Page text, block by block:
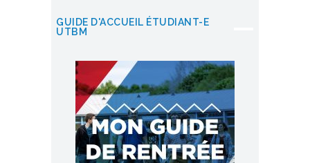
GUIDE D'ACCUEIL ÉTUDIANT-E
UTBM